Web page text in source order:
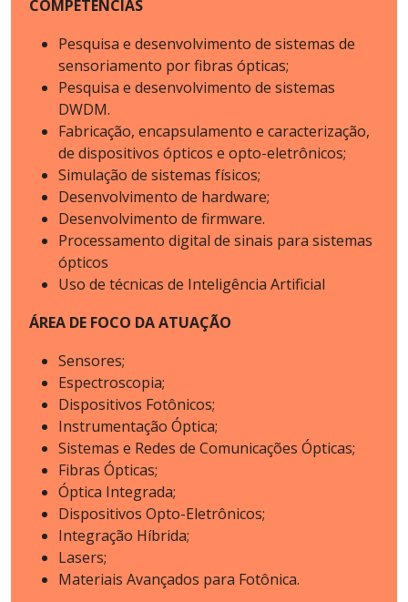
COMPETÊNCIAS
Pesquisa e desenvolvimento de sistemas de
sensoriamento por fibras ópticas;
Pesquisa e desenvolvimento de sistemas
DWDM.
Fabricação, encapsulamento e caracterização,
de dispositivos ópticos e opto-eletrônicos;
Simulação de sistemas físicos;
Desenvolvimento de hardware;
Desenvolvimento de firmware.
Processamento digital de sinais para sistemas
ópticos
Uso de técnicas de Inteligência Artificial
ÁREA DE FOCO DA ATUAÇÃO
Sensores;
Espectroscopia;
Dispositivos Fotônicos;
Instrumentação Óptica;
Sistemas e Redes de Comunicações Ópticas;
Fibras Ópticas;
Óptica Integrada;
Dispositivos Opto-Eletrônicos;
Integração Híbrida;
Lasers;
Materiais Avançados para Fotônica.